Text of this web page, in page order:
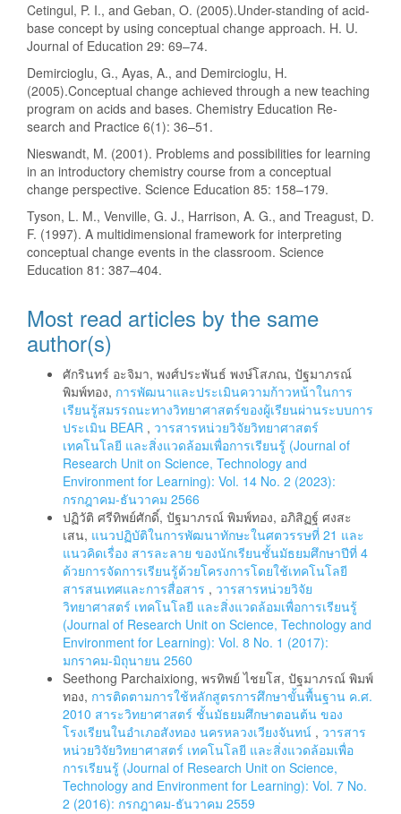
Cetingul, P. I., and Geban, O. (2005).Under-standing of acid-
base concept by using conceptual change approach. H. U.
Journal of Education 29: 69–74.
Demircioglu, G., Ayas, A., and Demircioglu, H.
(2005).Conceptual change achieved through a new teaching
program on acids and bases. Chemistry Education Re-
search and Practice 6(1): 36–51.
Nieswandt, M. (2001). Problems and possibilities for learning
in an introductory chemistry course from a conceptual
change perspective. Science Education 85: 158–179.
Tyson, L. M., Venville, G. J., Harrison, A. G., and Treagust, D.
F. (1997). A multidimensional framework for interpreting
conceptual change events in the classroom. Science
Education 81: 387–404.
Most read articles by the same
author(s)
ศักรินทร์ อะจิมา, พงศ์ประพันธ์ พงษ์โสภณ, ปัฐมาภรณ์
พิมพ์ทอง, การพัฒนาและประเมินความก้าวหน้าในการ
เรียนรู้สมรรถนะทางวิทยาศาสตร์ของผู้เรียนผ่านระบบการ
ประเมิน BEAR , วารสารหน่วยวิจัยวิทยาศาสตร์
เทคโนโลยี และสิ่งแวดล้อมเพื่อการเรียนรู้ (Journal of
Research Unit on Science, Technology and
Environment for Learning): Vol. 14 No. 2 (2023):
กรกฎาคม-ธันวาคม 2566
ปฏิวัติ ศรีทิพย์ศักดิ์, ปัฐมาภรณ์ พิมพ์ทอง, อภิสิฏฐ์ ศงสะ
เสน, แนวปฏิบัติในการพัฒนาทักษะในศตวรรษที่ 21 และ
แนวคิดเรื่อง สารละลาย ของนักเรียนชั้นมัธยมศึกษาปีที่ 4
ด้วยการจัดการเรียนรู้ด้วยโครงการโดยใช้เทคโนโลยี
สารสนเทศและการสื่อสาร , วารสารหน่วยวิจัย
วิทยาศาสตร์ เทคโนโลยี และสิ่งแวดล้อมเพื่อการเรียนรู้
(Journal of Research Unit on Science, Technology and
Environment for Learning): Vol. 8 No. 1 (2017):
มกราคม-มิถุนายน 2560
Seethong Parchaixiong, พรทิพย์ ไชยโส, ปัฐมาภรณ์ พิมพ์
ทอง, การติดตามการใช้หลักสูตรการศึกษาขั้นพื้นฐาน ค.ศ.
2010 สาระวิทยาศาสตร์ ชั้นมัธยมศึกษาตอนต้น ของ
โรงเรียนในอำเภอสังทอง นครหลวงเวียงจันทน์ , วารสาร
หน่วยวิจัยวิทยาศาสตร์ เทคโนโลยี และสิ่งแวดล้อมเพื่อ
การเรียนรู้ (Journal of Research Unit on Science,
Technology and Environment for Learning): Vol. 7 No.
2 (2016): กรกฎาคม-ธันวาคม 2559